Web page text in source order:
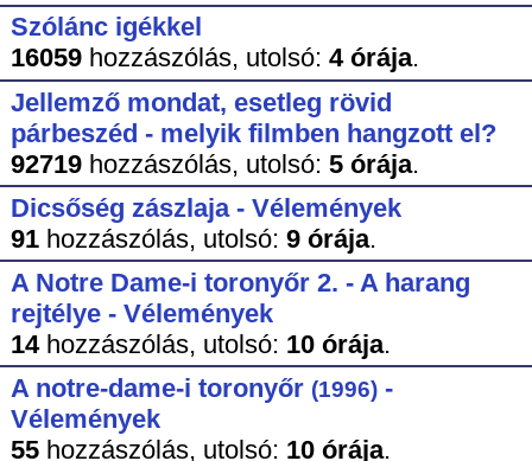
Szólánc igékkel
16059hozzászólás, utolsó: 4 órája.
Jellemző mondat, esetleg rövid
párbeszéd - melyik filmben hangzott el?
92719hozzászólás, utolsó: 5 órája.
Dicsőség zászlaja - Vélemények
91hozzászólás, utolsó: 9 órája.
A Notre Dame-i toronyőr 2. - A harang
rejtélye - Vélemények
14hozzászólás, utolsó: 10 órája.
A notre-dame-i toronyőr (1996)-
Vélemények
55hozzászólás, utolsó: 10 órája.